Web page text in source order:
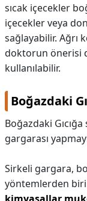
sıcak içecekler
içecekler veya
sağlayabilir. Ağrı
doktorun önerisi
kullanılabilir.
Boğazdaki
Boğazdaki
gargarası
Sirkeli gargara,
yöntemlerden